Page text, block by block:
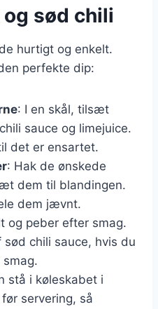
sød chili
hurtigt og enkelt.
perfekte dip:
: I en skål, tilsæt
sauce og limejuice.
det er ensartet.
: Hak de ønskede
dem til blandingen.
dem jævnt.
og peber efter smag.
chili sauce, hvis du
stå i køleskabet i
servering, så